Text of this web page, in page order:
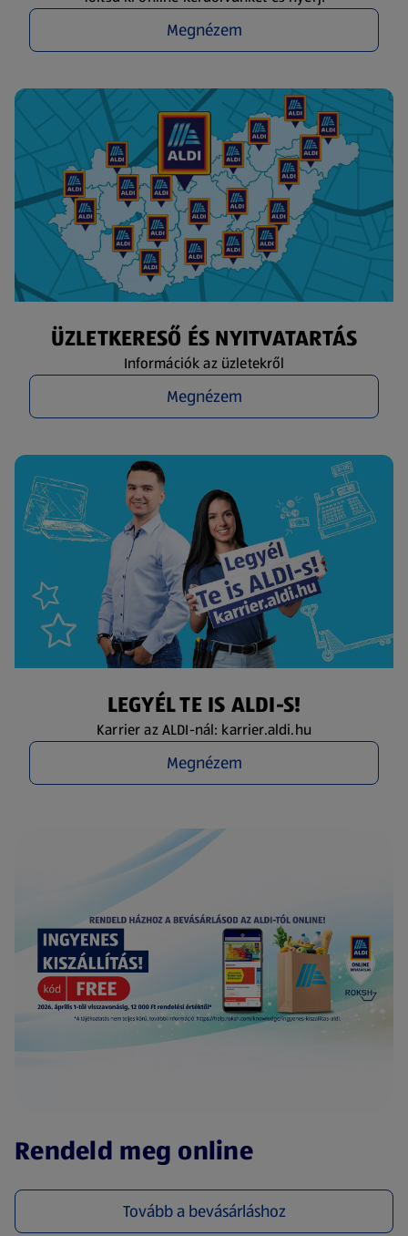
Megnézem
ÜZLETKERESŐ ÉS NYITVATARTÁS
Információk az üzletekről
Megnézem
LEGYÉL TE IS ALDI-S!
Karrier az ALDI-nál: karrier.aldi.hu
Megnézem
Rendeld meg online
Tovább a bevásárláshoz
(új oldalon nyílik meg)